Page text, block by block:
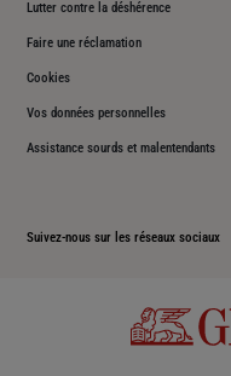
Lutter contre la déshérence
Faire une réclamation
Cookies
Vos données personnelles
Assistance sourds et malentendants
Suivez-nous sur les réseaux sociaux